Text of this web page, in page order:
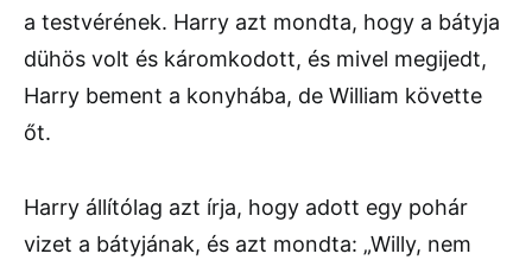
a testvérének. Harry azt mondta, hogy a bátyja
dühös volt és káromkodott, és mivel megijedt,
Harry bement a konyhába, de William követte
őt.
Harry állítólag azt írja, hogy adott egy pohár
vizet a bátyjának, és azt mondta: „Willy, nem